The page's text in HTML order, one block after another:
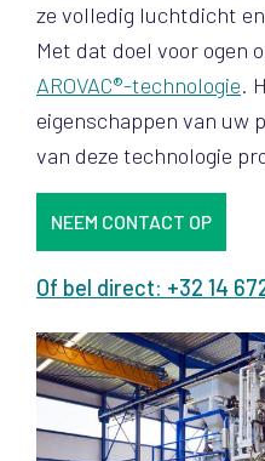
ze volledig luchtdicht
Met dat doel voor ogen
AROVAC®-technologie.
eigenschappen van uw
van deze technologie
NEEM CONTACT OP
Of bel direct: +32 14